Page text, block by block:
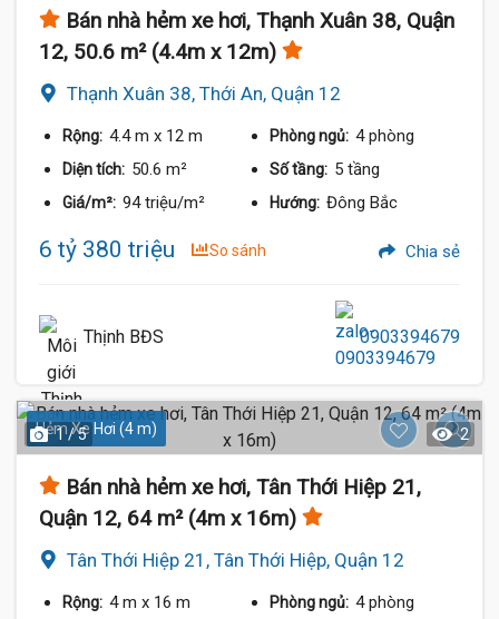
Bán nhà hẻm xe hơi, Thạnh Xuân 38, Quận
12, 50.6 m² (4.4m x 12m)
Thạnh Xuân 38, Thới An, Quận 12
Rộng: 4.4 m x 12 m Phòng ngủ: 4 phòng
Diện tích: 50.6 m² Số tầng: 5 tầng
Giá/m²: 94 triệu/m² Hướng: Đông Bắc
6 tỷ 380 triệu So sánh Chia sẻ
Thịnh BĐS 0903394679
Hẻm Xe Hơi (4 m)
1 / 5 2
Bán nhà hẻm xe hơi, Tân Thới Hiệp 21,
Quận 12, 64 m² (4m x 16m)
Tân Thới Hiệp 21, Tân Thới Hiệp, Quận 12
Rộng: 4 m x 16 m Phòng ngủ: 4 phòng